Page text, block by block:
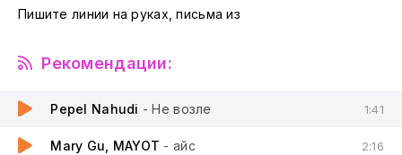
Пишите линии на руках, письма из
Рекомендации:
Pepel Nahudi - Не возле 1:41
Mary Gu, MAYOT - айс 2:16